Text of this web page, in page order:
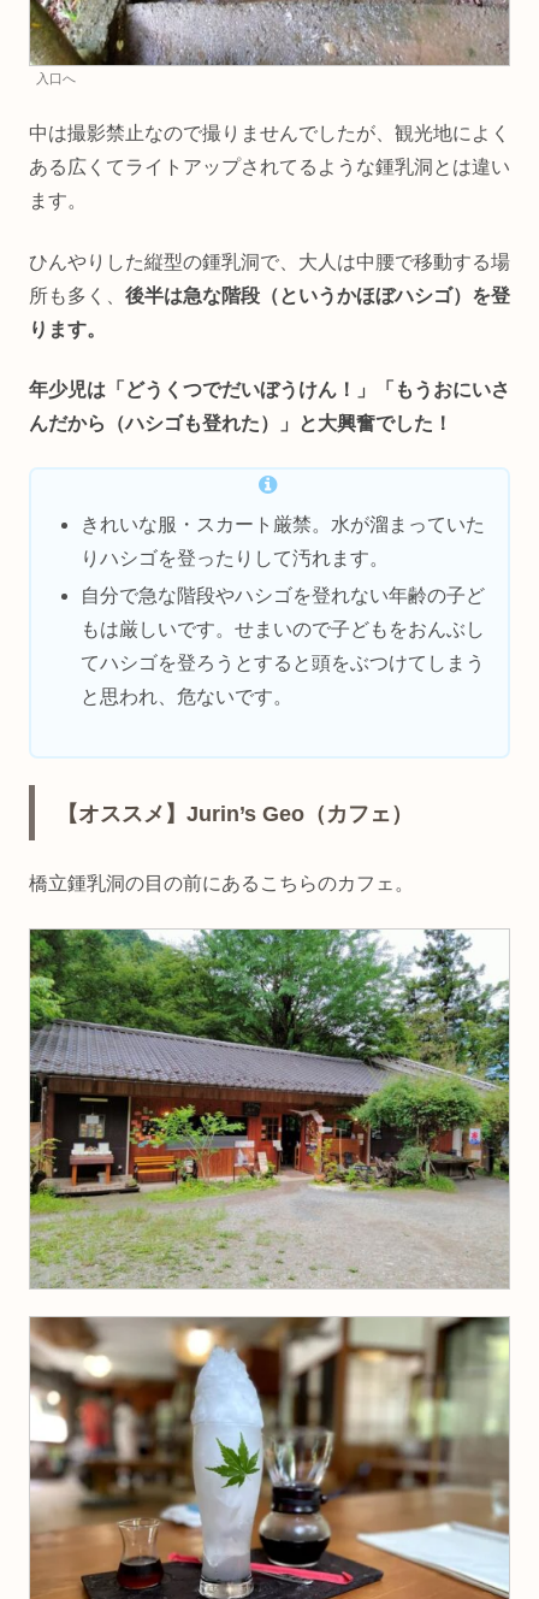
入口へ
中は撮影禁止なので撮りませんでしたが、観光地によく
ある広くてライトアップされてるような鍾乳洞とは違い
ます。
ひんやりした縦型の鍾乳洞で、大人は中腰で移動する場
所も多く、 後半は急な階段（というかほぼハシゴ）を登
ります。
年少児は「どうくつでだいぼうけん！」「もうおにいさ
んだから（ハシゴも登れた）」と大興奮でした！
きれいな服・スカート厳禁。水が溜まっていた
りハシゴを登ったりして汚れます。
自分で急な階段やハシゴを登れない年齢の子ど
もは厳しいです。せまいので子どもをおんぶし
てハシゴを登ろうとすると頭をぶつけてしまう
と思われ、危ないです。
【オススメ】Jurin’s Geo（カフェ）
橋立鍾乳洞の目の前にあるこちらのカフェ。